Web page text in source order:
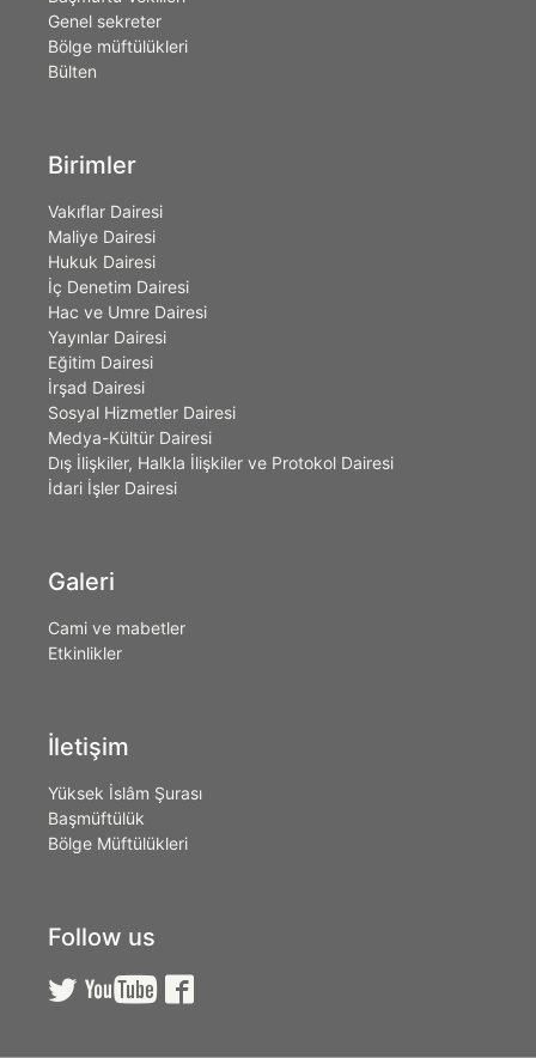
Genel sekreter
Bölge müftülükleri
Bülten
Birimler
Vakıflar Dairesi
Maliye Dairesi
Hukuk Dairesi
İç Denetim Dairesi
Hac ve Umre Dairesi
Yayınlar Dairesi
Eğitim Dairesi
İrşad Dairesi
Sosyal Hizmetler Dairesi
Medya-Kültür Dairesi
Dış İlişkiler, Halkla İlişkiler ve Protokol Dairesi
İdari İşler Dairesi
Galeri
Cami ve mabetler
Etkinlikler
İletişim
Yüksek İslâm Şurası
Başmüftülük
Bölge Müftülükleri
Follow us
  